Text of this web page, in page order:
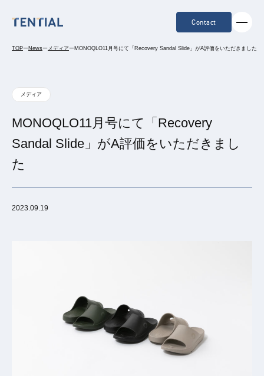
Contact
TOPーNewsーメディアーMONOQLO11月号にて「Recovery Sandal Slide」がA評価をいただきました
メディア
MONOQLO11月号にて「Recovery
Sandal Slide」がA評価をいただきまし
た
2023.09.19